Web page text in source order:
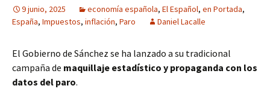
9 junio, 2025 economía española, El Español, en Portada,
España, Impuestos, inflación, Paro Daniel Lacalle
El Gobierno de Sánchez se ha lanzado a su tradicional
campaña de maquillaje estadístico y propaganda con los
datos del paro.